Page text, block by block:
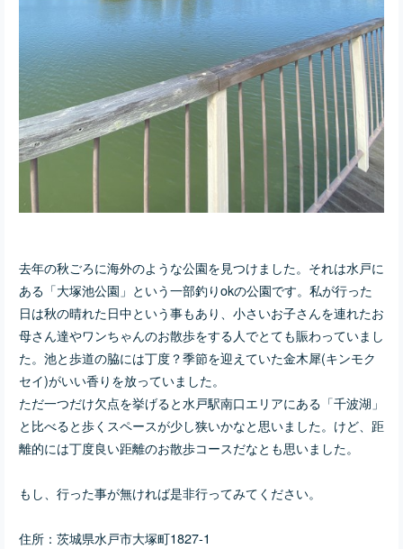
去年の秋ごろに海外のような公園を見つけました。それは水戸に
ある「大塚池公園」という一部釣りokの公園です。私が行った
日は秋の晴れた日中という事もあり、小さいお子さんを連れたお
母さん達やワンちゃんのお散歩をする人でとても賑わっていまし
た。池と歩道の脇には丁度？季節を迎えていた金木犀(キンモク
セイ)がいい香りを放っていました。
ただ一つだけ欠点を挙げると水戸駅南口エリアにある「千波湖」
と比べると歩くスペースが少し狭いかなと思いました。けど、距
離的には丁度良い距離のお散歩コースだなとも思いました。
もし、行った事が無ければ是非行ってみてください。
住所：茨城県水戸市大塚町1827-1